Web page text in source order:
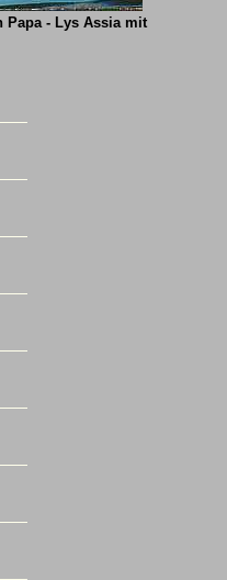
Papa - Lys Assia mit